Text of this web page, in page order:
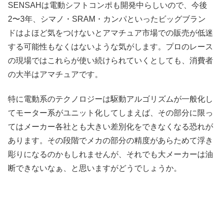
SENSAHは電動シフトコンポも開発中らしいので、今後
2〜3年、シマノ・SRAM・カンパといったビッグブラン
ドはよほど気をつけないとアマチュア市場での販売が低迷
する可能性もなくはないような気がします。プロのレース
の現場ではこれらが使い続けられていくとしても、消費者
の大半はアマチュアです。
特に電動系のテクノロジーは駆動アルゴリズムが一般化し
てモーター系がユニット化してしまえば、その部分に限っ
てはメーカー各社とも大きい差別化をできなくなる恐れが
あります。その段階でメカの部分の精度があらためて浮き
彫りになるのかもしれませんが、それでも大メーカーは油
断できないなぁ、と思いますがどうでしょうか。